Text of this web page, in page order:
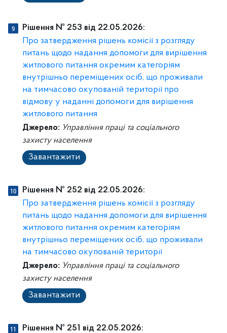
Рішення № 253 від 22.05.2026:
Про затвердження рішень комісії з розгляду
питань щодо надання допомоги для вирішення
житлового питання окремим категоріям
внутрішньо переміщених осіб, що проживали
на тимчасово окупованій території про
відмову у наданні допомоги для вирішення
житлового питання
Джерело: Управління праці та соціального
захисту населення
Завантажити
Рішення № 252 від 22.05.2026:
Про затвердження рішень комісії з розгляду
питань щодо надання допомоги для вирішення
житлового питання окремим категоріям
внутрішньо переміщених осіб, що проживали
на тимчасово окупованій території
Джерело: Управління праці та соціального
захисту населення
Завантажити
Рішення № 251 від 22.05.2026: